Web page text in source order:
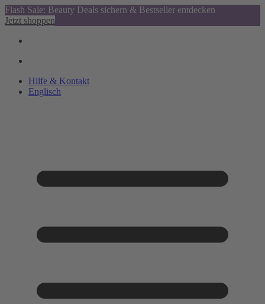
Flash Sale: Beauty Deals sichern & Bestseller entdecken
Jetzt shoppen
Hilfe & Kontakt
Englisch